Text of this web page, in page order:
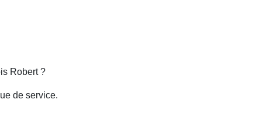
Robert ?
de service.